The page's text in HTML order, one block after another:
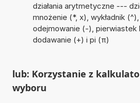
działania arytmetyczne ---
mnożenie (*, x), wykładnik (^),
odejmowanie (-), pierwiastek
dodawanie (+) i pi (π)
lub: Korzystanie z
wyboru